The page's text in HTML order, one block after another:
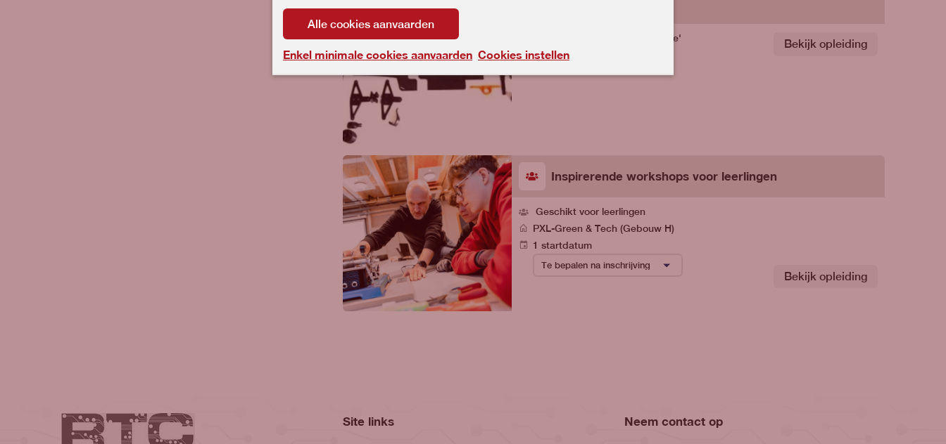
Thomas More 'maaktechnologie' Bekijk opleiding
Inspirerende workshops voor leerlingen
Geschikt voor leerlingen
PXL-Green & Tech (Gebouw H)
1 startdatum
Bekijk opleiding
Site links Neem contact op
Alle cookies aanvaarden
Enkel minimale cookies aanvaarden Cookies instellen